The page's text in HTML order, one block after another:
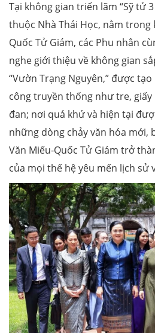
Tại không gian triển lãm “Sỹ tử
thuộc Nhà Thái Học, nằm trong
Quốc Tử Giám, các Phu nhân
nghe giới thiệu về không gian
“Vườn Trạng Nguyên,” được
công truyền thống như tre,
đan; nơi quá khứ và hiện tại
những dòng chảy văn hóa mới,
Văn Miếu-Quốc Tử Giám trở
của mọi thế hệ yêu mến lịch sử